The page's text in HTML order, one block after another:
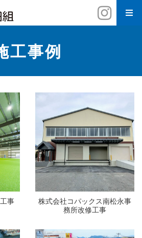
工事例
事
株式会社コパックス南松永事
務所改修工事